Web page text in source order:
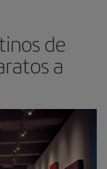
de
a